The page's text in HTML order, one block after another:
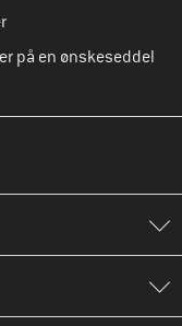
på en ønskeseddel